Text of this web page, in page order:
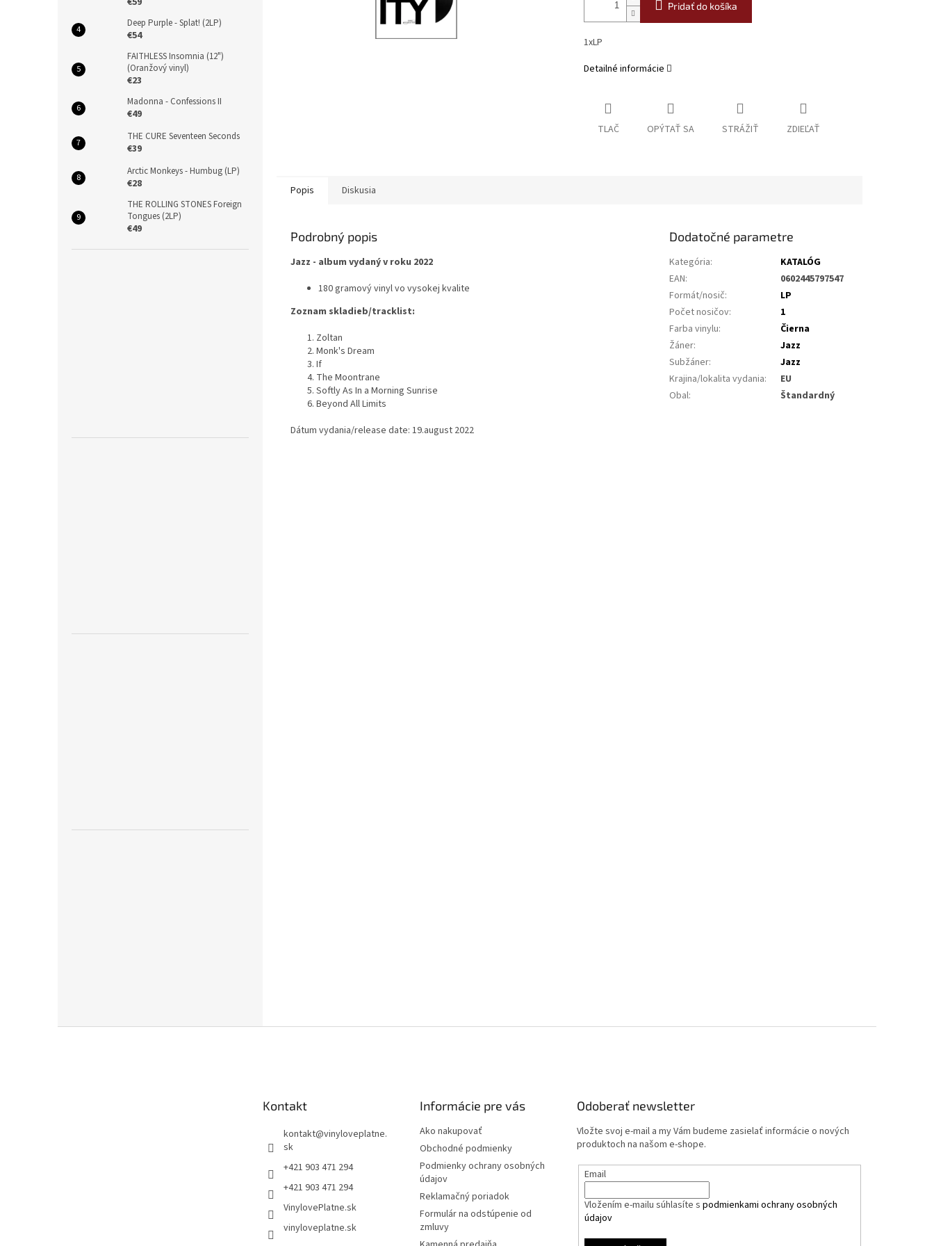
Deep Purple - Splat! (2LP)
€54
FAITHLESS Insomnia (12")
(Oranžový vinyl)
€23
Madonna - Confessions II
€49
THE CURE Seventeen Seconds
€39
Arctic Monkeys - Humbug (LP)
€28
THE ROLLING STONES Foreign
Tongues (2LP)
€49
Pridať do košíka
1xLP
Detailné informácie
TLAČ OPÝTAŤ SA STRÁŽIŤ ZDIEĽAŤ
Popis Diskusia
Podrobný popis
Jazz - album vydaný v roku 2022
180 gramový vinyl vo vysokej kvalite
Zoznam skladieb/tracklist:
1. Zoltan
2. Monk's Dream
3. If
4. The Moontrane
5. Softly As In a Morning Sunrise
6. Beyond All Limits
Dátum vydania/release date: 19.august 2022
Dodatočné parametre
Kategória:
KATALÓG
EAN:
0602445797547
Formát/nosič:
LP
Počet nosičov:
1
Farba vinylu:
Čierna
Žáner:
Jazz
Subžáner:
Jazz
Krajina/lokalita vydania:
EU
Obal: Štandardný
Kontakt
kontakt@vinyloveplatne.
sk
+421 903 471 294
+421 903 471 294
VinylovePlatne.sk
vinyloveplatne.sk
Informácie pre vás
Ako nakupovať
Obchodné podmienky
Podmienky ochrany osobných
údajov
Reklamačný poriadok
Formulár na odstúpenie od
zmluvy
Odoberať newsletter
Vložte svoj e-mail a my Vám budeme zasielať informácie o nových
produktoch na našom e-shope.
Email
Vložením e-mailu súhlasíte spodmienkami ochrany osobných
údajov